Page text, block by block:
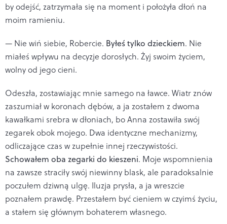
by odejść, zatrzymała się na moment i położyła dłoń na
moim ramieniu.
— Nie wiń siebie, Robercie. Byłeś tylko dzieckiem. Nie
miałeś wpływu na decyzje dorosłych. Żyj swoim życiem,
wolny od jego cieni.
Odeszła, zostawiając mnie samego na ławce. Wiatr znów
zaszumiał w koronach dębów, a ja zostałem z dwoma
kawałkami srebra w dłoniach, bo Anna zostawiła swój
zegarek obok mojego. Dwa identyczne mechanizmy,
odliczające czas w zupełnie innej rzeczywistości.
Schowałem oba zegarki do kieszeni. Moje wspomnienia
na zawsze straciły swój niewinny blask, ale paradoksalnie
poczułem dziwną ulgę. Iluzja prysła, a ja wreszcie
poznałem prawdę. Przestałem być cieniem w czyimś życiu,
a stałem się głównym bohaterem własnego.